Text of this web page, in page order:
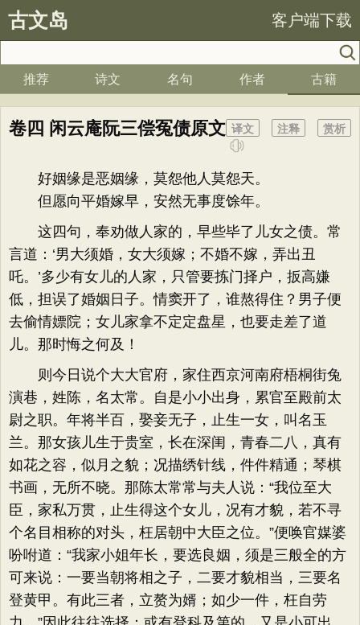
古文岛 客户端下载
推荐 诗文 名句 作者 古籍
卷四 闲云庵阮三偿冤债原文 赏析
注释
译文
好姻缘是恶姻缘，莫怨他人莫怨天。
但愿向平婚嫁早，安然无事度馀年。
这四句，奉劝做人家的，早些毕了儿女之债。常
言道：‘男大须婚，女大须嫁；不婚不嫁，弄出丑
吒。’多少有女儿的人家，只管要拣门择户，扳高嫌
低，担误了婚姻日子。情窦开了，谁熬得住？男子便
去偷情嫖院；女儿家拿不定定盘星，也要走差了道
儿。那时悔之何及！
则今日说个大大官府，家住西京河南府梧桐街兔
演巷，姓陈，名太常。自是小小出身，累官至殿前太
尉之职。年将半百，娶妾无子，止生一女，叫名玉
兰。那女孩儿生于贵室，长在深闺，青春二八，真有
如花之容，似月之貌；况描绣针线，件件精通；琴棋
书画，无所不晓。那陈太常常与夫人说：“我位至大
臣，家私万贯，止生得这个女儿，况有才貌，若不寻
个名目相称的对头，枉居朝中大臣之位。”便唤官媒婆
吩咐道：“我家小姐年长，要选良姻，须是三般全的方
可来说：一要当朝将相之子，二要才貌相当，三要名
登黄甲。有此三者，立赘为婿；如少一件，枉自劳